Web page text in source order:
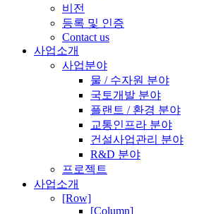
비전
등록 및 인증
Contact us
사업소개
사업분야
물 / 수자원 분야
국토개발 분야
플랜트 / 환경 분야
교통인프라 분야
건설사업관리 분야
R&D 분야
프로젝트
사업소개
[Row]
[Column]